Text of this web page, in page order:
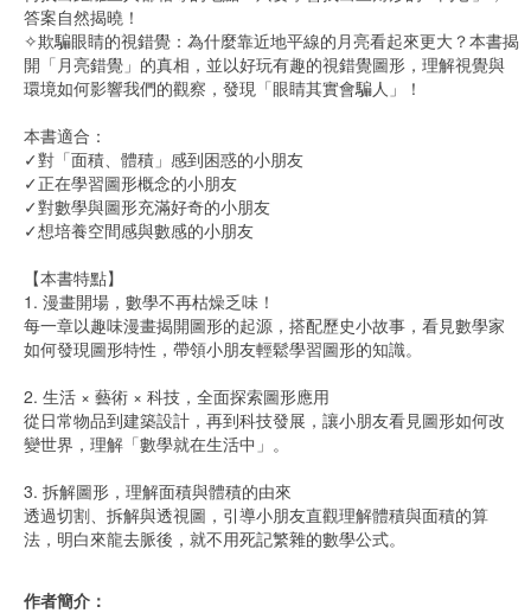
答案自然揭曉！
✧欺騙眼睛的視錯覺：為什麼靠近地平線的月亮看起來更大？本書揭
開「月亮錯覺」的真相，並以好玩有趣的視錯覺圖形，理解視覺與
環境如何影響我們的觀察，發現「眼睛其實會騙人」！
本書適合：
✓對「面積、體積」感到困惑的小朋友
✓正在學習圖形概念的小朋友
✓對數學與圖形充滿好奇的小朋友
✓想培養空間感與數感的小朋友
【本書特點】
1. 漫畫開場，數學不再枯燥乏味！
每一章以趣味漫畫揭開圖形的起源，搭配歷史小故事，看見數學家
如何發現圖形特性，帶領小朋友輕鬆學習圖形的知識。
2. 生活 × 藝術 × 科技，全面探索圖形應用
從日常物品到建築設計，再到科技發展，讓小朋友看見圖形如何改
變世界，理解「數學就在生活中」。
3. 拆解圖形，理解面積與體積的由來
透過切割、拆解與透視圖，引導小朋友直觀理解體積與面積的算
法，明白來龍去脈後，就不用死記繁雜的數學公式。
作者簡介：